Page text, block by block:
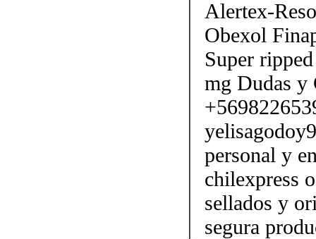
Alertex-
Obexol
Super
mg Dudas y
personal y
chilexpress
sellados y
segura